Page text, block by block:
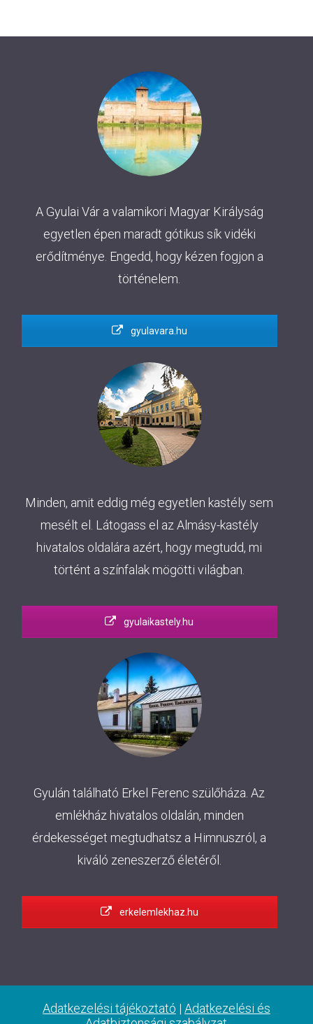
A Gyulai Vár a valamikori Magyar Királyság
egyetlen épen maradt gótikus sík vidéki
erődítménye. Engedd, hogy kézen fogjon a
történelem.
gyulavara.hu
Minden, amit eddig még egyetlen kastély sem
mesélt el. Látogass el az Almásy-kastély
hivatalos oldalára azért, hogy megtudd, mi
történt a színfalak mögötti világban.
gyulaikastely.hu
Gyulán található Erkel Ferenc szülőháza. Az
emlékház hivatalos oldalán, minden
érdekességet megtudhatsz a Himnuszról, a
kiváló zeneszerző életéről.
erkelemlekhaz.hu
Adatkezelési tájékoztató | Adatkezelési és